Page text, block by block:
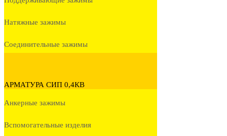
Натяжные зажимы
Соединительные зажимы
АРМАТУРА СИП 0,4КВ
Анкерные зажимы
Вспомогательные изделия